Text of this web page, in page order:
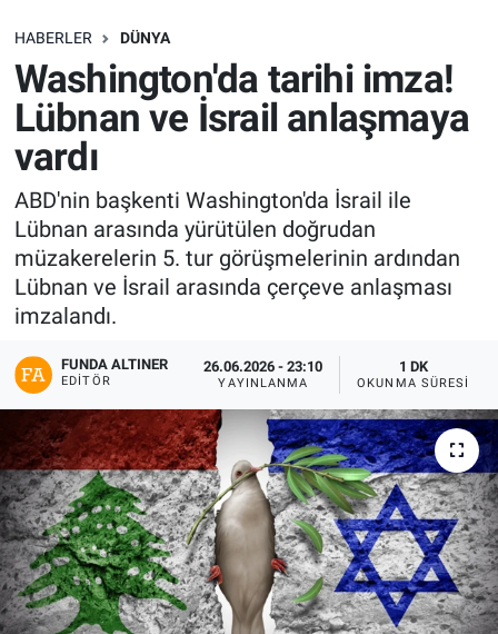
HABERLER DÜNYA
Washington'da tarihi imza!
Lübnan ve İsrail anlaşmaya
vardı
ABD'nin başkenti Washington'da İsrail ile
Lübnan arasında yürütülen doğrudan
müzakerelerin 5. tur görüşmelerinin ardından
Lübnan ve İsrail arasında çerçeve anlaşması
imzalandı.
FUNDA ALTINER
EDITÖR
26.06.2026 - 23:10
YAYINLANMA
1 DK
OKUNMA SÜRESI
SAĞLIK
EKONOMİ
EĞİTİM
ÖZEL HABER
Keşfet
ASTROLOJİ
MANŞET
RESMİ İLANLAR
İLAN
Bize ulaşın
İletişim/Künye